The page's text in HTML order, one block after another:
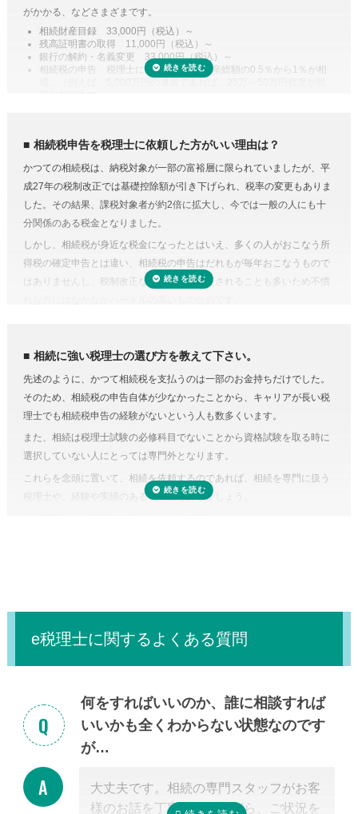
受付時間 平日9:00–19:00 / 土日祝9:00–18:00
例えば、配偶者が取得した正味の遺産額は、1億6,000万円と配偶者の法
定相続分相当額を比較してどちらか大きい金額までは相続税がかからな
相続税の申告や準確定申告
相続税には申告書の他、総額の計算書、生命保険・財産・債務の明細書
など非常に多くの書類作成が必要となります。もちろん、相続人自身で
申告することもできますが、不動産や非上場株式などは財産の評価が難
しく書類作成も煩雑なことから、税理士に依頼するのが一般的です。
準確定申告とは、亡くなった方の所得の確定と納税の手続きを相続人が
代わりにおこなうこと。準確定申告の対象となるのは1月1日から亡くな
った日までの所得ですが、前年分も申告前であれば合わせて手続きをお
がかかる、などさまざまです。
相続財産目録 33,000円（税込）～
残高証明書の取得 11,000円（税込）～
銀行の解約・名義変更 33,000円（税込）～
相続税の申告 税理士により差があり遺産総額の0.5％から1％が相
のや資料集めに相当の時間と労力を費やすことを考えてみると、税金の
プロの税理士に頼むという選択肢がコストに見合うものだと納得がいく
のではないでしょうか。
費用が気になる方は、相続税申告の費用を複数の専門家にまとめて依頼
できる「 相続費用見積ガイド 」をご利用ください。
相続税申告を税理士に依頼した方がいい理由は？
かつての相続税は、納税対象が一部の富裕層に限られていましたが、平
成27年の税制改正では基礎控除額が引き下げられ、税率の変更もありま
した。その結果、課税対象者が約2倍に拡大し、今では一般の人にも十
分関係のある税金となりました。
しかし、相続税が身近な税金になったとはいえ、多くの人がおこなう所
得税の確定申告とは違い、相続税の申告はだれもが毎年おこなうもので
はありませんし、税制改正などで内容が変更されることも多いため不慣
を減らしたり、納税額を少なくできる可能性があります。
しかし、どんな特例が使えるのかを知らない、または分からなければ、
特例を活用しないまま申告していることすら気づかないこともありえる
のです。また、たとえ単純な計算ミスだったとしても間違って申告して
しまえば罰金のペナルティ対象になるおそれもあります。仮に税務調査
対象となった場合、税理士に立ち会ってもらうことも可能です。
税理士に依頼しなくてもいい場合はある？
正味の遺産額（相続税の課税の対象となる財産の合計額）が相続税の基
相続に強い税理士の選び方を教えて下さい。
先述のように、かつて相続税を支払うのは一部のお金持ちだけでした。
そのため、相続税の申告自体が少なかったことから、キャリアが長い税
理士でも相続税申告の経験がないという人も数多くいます。
また、相続は税理士試験の必修科目でないことから資格試験を取る時に
選択していない人にとっては専門外となります。
これらを念頭に置いて、相続を依頼するのであれば、相続を専門に扱う
税理士や、経験や実績のある税理士を探しましょう。
e税理士に関するよくある質問
何をすればいいのか、誰に相談すれば
いいかも全くわからない状態なのです
が…
大丈夫です。相続の専門スタッフがお客
様のお話を丁寧に伺いながら、ご状況を